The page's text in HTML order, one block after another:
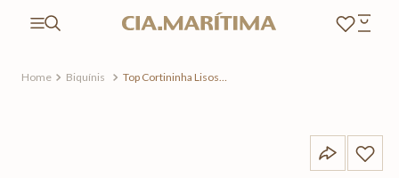
Biquínis
Top Cortininha Lisos